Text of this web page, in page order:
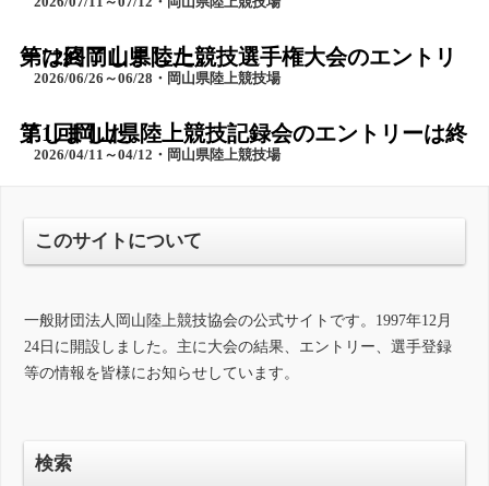
第72回岡山県陸上競技選手権大会のエントリーは終了しました。
2026/06/26～06/28・岡山県陸上競技場
第1回岡山県陸上競技記録会のエントリーは終了しました。
2026/04/11～04/12・岡山県陸上競技場
このサイトについて
一般財団法人岡山陸上競技協会の公式サイトです。1997年12月
24日に開設しました。主に大会の結果、エントリー、選手登録
等の情報を皆様にお知らせしています。
検索